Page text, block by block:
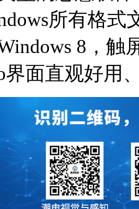
所有格式
8，触
界面直观好用